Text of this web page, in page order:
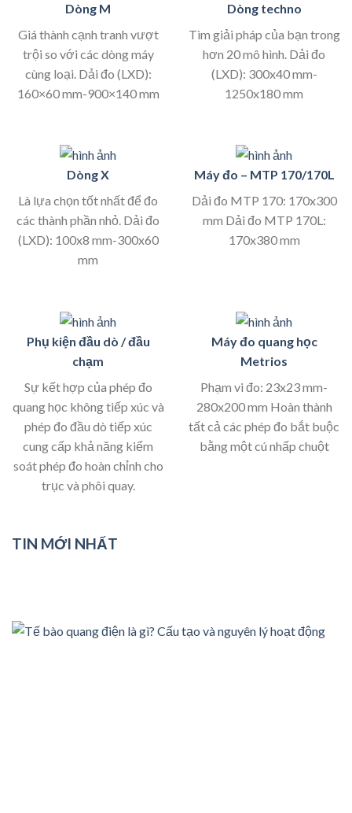
Dòng M
Giá thành cạnh tranh vượt
trội so với các dòng máy
cùng loại. Dải đo (LXD):
160×60 mm-900×140 mm
Dòng techno
Tìm giải pháp của bạn trong
hơn 20 mô hình. Dải đo
(LXD): 300x40 mm-
1250x180 mm
Dòng X
Là lựa chọn tốt nhất để đo
các thành phần nhỏ. Dải đo
(LXD): 100x8 mm-300x60
mm
Máy đo – MTP 170/170L
Dải đo MTP 170: 170x300
mm Dải đo MTP 170L:
170x380 mm
Phụ kiện đầu dò / đầu
chạm
Sự kết hợp của phép đo
quang học không tiếp xúc và
phép đo đầu dò tiếp xúc
cung cấp khả năng kiểm
soát phép đo hoàn chỉnh cho
trục và phôi quay.
Máy đo quang học
Metrios
Phạm vi đo: 23x23 mm-
280x200 mm Hoàn thành
tất cả các phép đo bắt buộc
bằng một cú nhấp chuột
TIN MỚI NHẤT